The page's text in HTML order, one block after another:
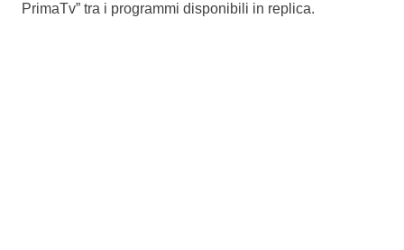
PrimaTv” tra i programmi disponibili in replica.